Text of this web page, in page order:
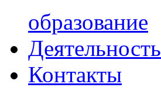
образование
Деятельность
Контакты